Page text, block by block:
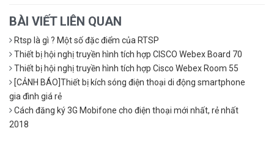
BÀI VIẾT LIÊN QUAN
Rtsp là gì ? Một số đặc điểm của RTSP
Thiết bị hội nghị truyền hình tích hợp CISCO Webex Board 70
Thiết bị hội nghị truyền hình tích hợp Cisco Webex Room 55
[CẢNH BÁO]Thiết bị kích sóng điện thoại di động smartphone
gia đình giá rẻ
Cách đăng ký 3G Mobifone cho điện thoại mới nhất, rẻ nhất
2018